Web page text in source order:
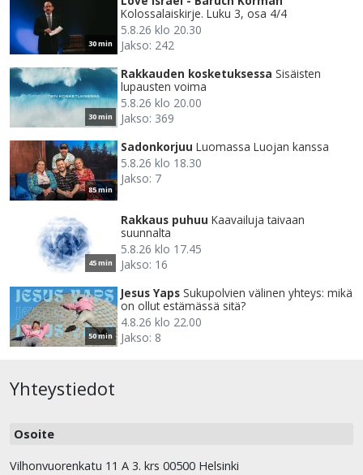
30 min
Kolossalaiskirje. Luku 3, osa 4/4
5.8.26 klo 20.30
Jakso: 242
30 min
Rakkauden kosketuksessa Sisäisten
lupausten voima
5.8.26 klo 20.00
Jakso: 369
85 min
Sadonkorjuu Luomassa Luojan kanssa
5.8.26 klo 18.30
Jakso: 7
45 min
Rakkaus puhuu Kaavailuja taivaan
suunnalta
5.8.26 klo 17.45
Jakso: 16
50 min
Jesus Yaps Sukupolvien välinen yhteys: mikä
on ollut estämässä sitä?
4.8.26 klo 22.00
Jakso: 8
Yhteystiedot
Osoite
Vilhonvuorenkatu 11 A 3. krs 00500 Helsinki